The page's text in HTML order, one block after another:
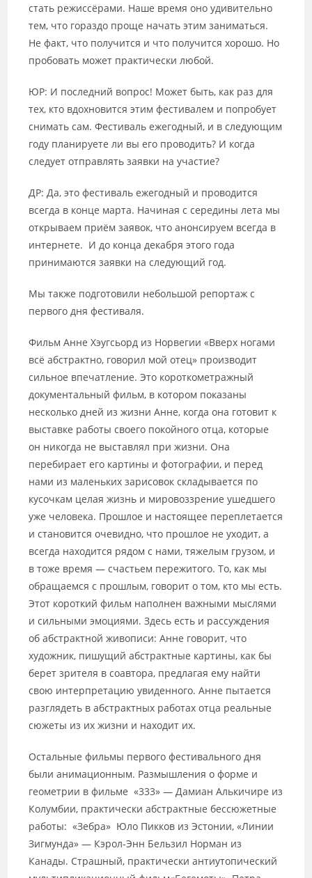
стать режиссёрами. Наше время оно удивительно
тем, что гораздо проще начать этим заниматься.
Не факт, что получится и что получится хорошо. Но
пробовать может практически любой.
ЮР: И последний вопрос! Может быть, как раз для
тех, кто вдохновится этим фестивалем и попробует
снимать сам. Фестиваль ежегодный, и в следующим
году планируете ли вы его проводить? И когда
следует отправлять заявки на участие?
ДР: Да, это фестиваль ежегодный и проводится
всегда в конце марта. Начиная с середины лета мы
открываем приём заявок, что анонсируем всегда в
интернете. И до конца декабря этого года
принимаются заявки на следующий год.
Мы также подготовили небольшой репортаж с
первого дня фестиваля.
Фильм Анне Хэугсьорд из Норвегии «Вверх ногами
всё абстрактно, говорил мой отец» производит
сильное впечатление. Это короткометражный
документальный фильм, в котором показаны
несколько дней из жизни Анне, когда она готовит к
выставке работы своего покойного отца, которые
он никогда не выставлял при жизни. Она
перебирает его картины и фотографии, и перед
нами из маленьких зарисовок складывается по
кусочкам целая жизнь и мировоззрение ушедшего
уже человека. Прошлое и настоящее переплетается
и становится очевидно, что прошлое не уходит, а
всегда находится рядом с нами, тяжелым грузом, и
в тоже время — счастьем пережитого. То, как мы
обращаемся с прошлым, говорит о том, кто мы есть.
Этот короткий фильм наполнен важными мыслями
и сильными эмоциями. Здесь есть и рассуждения
об абстрактной живописи: Анне говорит, что
художник, пишущий абстрактные картины, как бы
берет зрителя в соавтора, предлагая ему найти
свою интерпретацию увиденного. Анне пытается
разглядеть в абстрактных работах отца реальные
сюжеты из их жизни и находит их.
Остальные фильмы первого фестивального дня
были анимационным. Размышления о форме и
геометрии в фильме «333» — Дамиан Алькичире из
Колумбии, практически абстрактные бессюжетные
работы: «Зебра» Юло Пикков из Эстонии, «Линии
Зигмунда» — Кэрол-Энн Бельзил Норман из
Канады. Страшный, практически антиутопический